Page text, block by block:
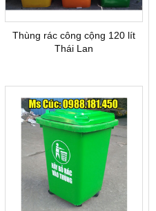
Thùng rác công cộng 120 lít
Thái Lan